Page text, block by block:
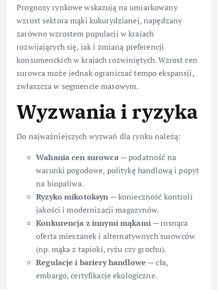
Prognozy rynkowe wskazują na umiarkowany
wzrost sektora mąki kukurydzianej, napędzany
zarówno wzrostem populacji w krajach
rozwijających się, jak i zmianą preferencji
konsumenckich w krajach rozwiniętych. Wzrost cen
surowca może jednak ograniczać tempo ekspansji,
zwłaszcza w segmencie masowym.
Wyzwania i ryzyka
Do najważniejszych wyzwań dla rynku należą:
Wahania cen surowca— podatność na
warunki pogodowe, politykę handlową i popyt
na biopaliwa.
Ryzyko mikotoksyn — konieczność kontroli
jakości i modernizacji magazynów.
Konkurencja z innymi mąkami— rosnąca
oferta mieszanek i alternatywnych surowców
(np. mąka z tapioki, ryżu czy grochu).
Regulacje i bariery handlowe — cła,
embargo, certyfikacje ekologiczne.